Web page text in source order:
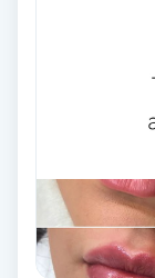
Skalpmassage
Skinbooster